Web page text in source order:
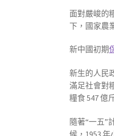
面對嚴峻的
下，國家農
新中國初期
新生的人民
滿足社會對
糧食 547 億
隨著“一五”
候，1953